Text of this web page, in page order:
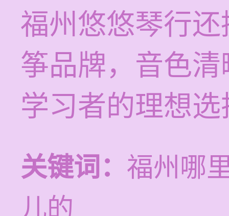
福州悠悠琴行
筝品牌，音色
学习者的理想选
关键词： 福州哪
儿的